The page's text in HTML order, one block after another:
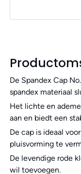
De Spandex Cap
spandex materiaal
Het lichte en
aan en biedt een
De cap is ideaal
pluisvorming te
De levendige rode
wil toevoegen.